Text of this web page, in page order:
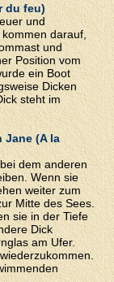
du feu)
und
darauf,
und
Position vom
ein Boot
Dicken
steht im
Jane (A la
dem anderen
Wenn sie
weiter zum
Mitte des Sees.
sie in der Tiefe
Dick
am Ufer.